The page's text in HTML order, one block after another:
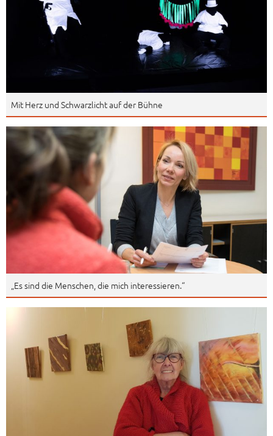
Mit Herz und Schwarzlicht auf der Bühne
„Es sind die Menschen, die mich interessieren.“